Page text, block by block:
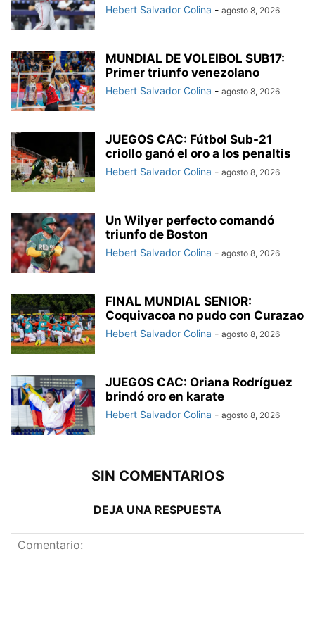
Hebert Salvador Colina - agosto 8, 2026
MUNDIAL DE VOLEIBOL SUB17:
Primer triunfo venezolano
Hebert Salvador Colina - agosto 8, 2026
JUEGOS CAC: Fútbol Sub-21
criollo ganó el oro a los penaltis
Hebert Salvador Colina - agosto 8, 2026
Un Wilyer perfecto comandó
triunfo de Boston
Hebert Salvador Colina - agosto 8, 2026
FINAL MUNDIAL SENIOR:
Coquivacoa no pudo con Curazao
Hebert Salvador Colina - agosto 8, 2026
JUEGOS CAC: Oriana Rodríguez
brindó oro en karate
Hebert Salvador Colina - agosto 8, 2026
SIN COMENTARIOS
DEJA UNA RESPUESTA